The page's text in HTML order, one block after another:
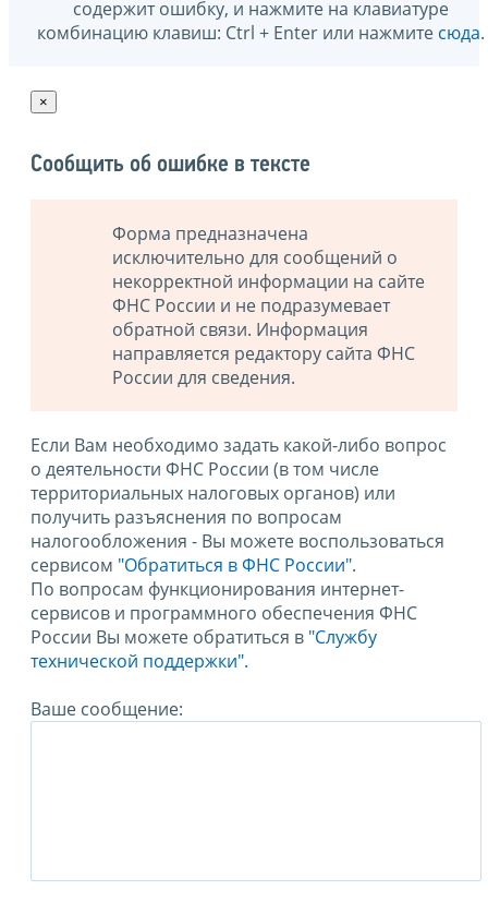
содержит ошибку, и нажмите на клавиатуре
комбинацию клавиш: Ctrl + Enter или нажмите сюда.
×
Сообщить об ошибке в тексте
Форма предназначена
исключительно для сообщений о
некорректной информации на сайте
ФНС России и не подразумевает
обратной связи. Информация
направляется редактору сайта ФНС
России для сведения.
Если Вам необходимо задать какой-либо вопрос
о деятельности ФНС России (в том числе
территориальных налоговых органов) или
получить разъяснения по вопросам
налогообложения - Вы можете воспользоваться
сервисом "Обратиться в ФНС России".
По вопросам функционирования интернет-
сервисов и программного обеспечения ФНС
России Вы можете обратиться в "Службу
технической поддержки".
Ваше сообщение: